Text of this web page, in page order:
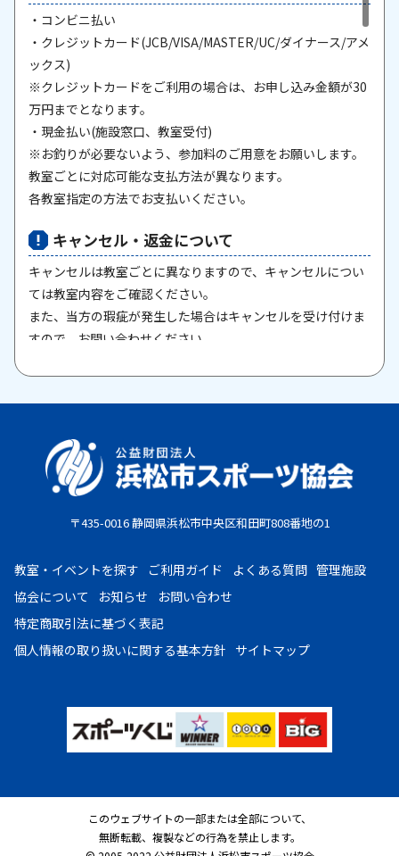
・コンビニ払い
・クレジットカード(JCB/VISA/MASTER/UC/ダイナース/アメ
ックス)
※クレジットカードをご利用の場合は、お申し込み金額が30
万円までとなります。
・現金払い(施設窓口、教室受付)
※お釣りが必要ないよう、参加料のご用意をお願いします。
教室ごとに対応可能な支払方法が異なります。
各教室指定の方法でお支払いください。
キャンセル・返金について
キャンセルは教室ごとに異なりますので、キャンセルについ
ては教室内容をご確認ください。
また、当方の瑕疵が発生した場合はキャンセルを受け付けま
すので、お問い合わせください。
原則として、一旦納入された参加料・受講料は返金いたしま
せん。また、欠席等による参加料の返金は原則としていたし
限が出された場合は、担当者までご相談ください。
お支払期限
・コンビニ払い：お申し込み後、7日以内にお申し込み時に
・クレジットカード：お申し込み後、30日以内に課金となり
ます。
払いください。
複数の教室・イベントを購入希望の場合は、大変お手数です
が、教室・イベントごとにご注文をお願いいたします。
抽選となっていない教室については、原則として先着順での
受付となります。受付期間終了後であっても、定員に達して
いない場合等、追加受付可能な教室・イベントもあります。
〒435-0016 静岡県浜松市中央区和田町808番地の1
教室・イベントを探す ご利用ガイド よくある質問 管理施設
協会について
お知らせ
お問い合わせ
特定商取引法に基づく表記
個人情報の取り扱いに関する基本方針 サイトマップ
このウェブサイトの一部または全部について、
無断転載、複製などの行為を禁止します。